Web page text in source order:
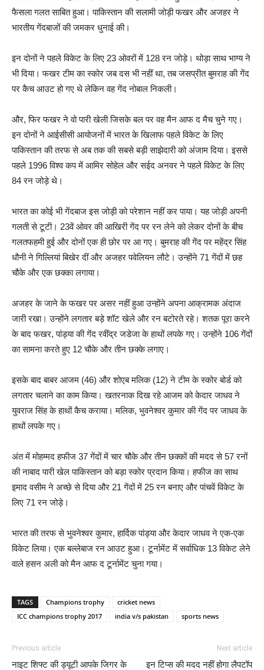
फैसला गलत साबित हुआ। पाकिस्तान की सलामी जोड़ी फखर और अजहर ने
भारतीय गेंदबाजों की जमकर धुनाई की।
इन दोनों ने पहले विकेट के लिए 23 ओवरों में 128 रन जोड़े। थोड़ा साथ भाग्य ने
भी दिया। फखर टीम का स्कोर जब दस भी नहीं था, तब जसप्रीत बुमराह की गेंद
पर कैच आउट हो गए थे लेकिन वह गेंद नोबाल निकली।
और, फिर फखर ने वो पारी खेली जिसके बल पर वह मैन आफ द मैच चुने गए।
इन दोनों ने आईसीसी आयोजनों में भारत के खिलाफ पहले विकेट के लिए
पाकिस्तान की तरफ से अब तक की सबसे बड़ी साझेदारी को अंजाम दिया। इससे
पहले 1996 विश्व कप में आमिर सोहेल और सईद अनवर ने पहले विकेट के लिए
84 रन जोड़े थे।
भारत का कोई भी गेंदबाज इस जोड़ी को परेशान नहीं कर पाया। यह जोड़ी अपनी
गलती से टूटी। 23वें ओवर की आखिरी गेंद पर रन लेने को लेकर दोनों के बीच
गलतफहमी हुई और दोनों एक ही छोर पर आ गए। बुमराह की गेंद पर महेंद्र सिंह
धौनी ने गिल्लियां बिखेर दीं और अजहर पवेलियन लौटे। उन्होंने 71 गेंदों में छह
चौके और एक छक्का लगाया।
अजहर के जाने के फखर पर असर नहीं हुआ उन्होंने अपना आक्रामक अंदाज
जारी रखा। उन्होंने लगतार बड़े शॉट खेले और रन बटोरते रहे। शतक पूरा करने
के बाद फखर, पांड्या की गेंद रवींद्र जडेजा के हाथों लपके गए। उन्होंने 106 गेंदों
का सामना करते हुए 12 चौके और तीन छक्के लगाए।
इसके बाद बाबर आजम (46) और शोएब मलिक (12) ने टीम के स्कोर बोर्ड को
लगतार चलाने का काम किया। खतरनाक दिख रहे आजम को केदार जाधव ने
युवराज सिंह के हाथों कैच कराया। मलिक, भुवनेश्वर कुमार की गेंद पर जाधव के
हाथों लपके गए।
अंत में मोहम्मद हफीज 37 गेंदों में चार चौके और तीन छक्कों की मदद से 57 रनों
की नाबाद पारी खेल पाकिस्तान को बड़ा स्कोर प्रदान किया। हफीज का साथ
इमाद वसीम ने अच्छे से दिया और 21 गेंदों में 25 रन बनाए और पांचवें विकेट के
लिए 71 रन जोड़े।
भारत की तरफ से भुवनेश्वर कुमार, हार्दिक पांड्या और केदार जाधव ने एक-एक
विकेट लिया। एक बल्लेबाज रन आउट हुआ। टूर्नामेंट में सर्वाधिक 13 विकेट लेने
वाले हसन अली को मैन आफ द टूर्नामेंट चुना गया।
TAGS Champions trophy
cricket news
ICC champions trophy 2017
india v/s pakistan sports news
Previous article
नाइट शिफ्ट की ड्यूटी आपके जिगर के
Next article
इन टिप्स की मदद नहीं होगा लैपटॉप